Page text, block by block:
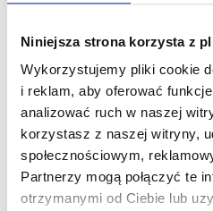
Niniejsza strona korzysta z
Wykorzystujemy pliki cookie
i reklam, aby oferować
analizować ruch w naszej
korzystasz z naszej witryny,
społecznościowym,
Partnerzy mogą połączyć te
otrzymanymi od Ciebie lub